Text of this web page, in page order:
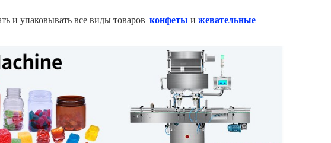
и упаковывать все виды товаров. конфеты и жевательные